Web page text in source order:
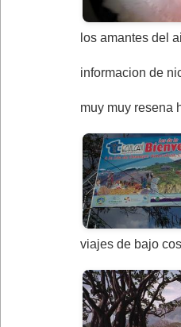
los amantes del
informacion de
muy muy resena
viajes de bajo